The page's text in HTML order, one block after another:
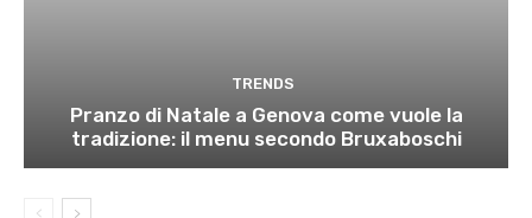
TRENDS
Pranzo di Natale a Genova come vuole la
tradizione: il menu secondo Bruxaboschi